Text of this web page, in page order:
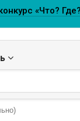
«Что?